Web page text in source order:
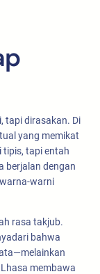
tapi dirasakan. Di
yang memikat
tipis, tapi entah
berjalan dengan
warni
rasa takjub.
bahwa
membawa